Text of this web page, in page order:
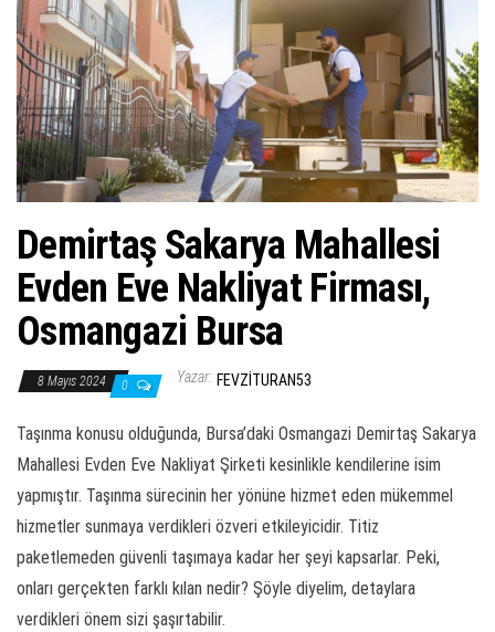
i
r
Demirtaş Sakarya Mahallesi
Evden Eve Nakliyat Firması,
Osmangazi Bursa
8 Mayıs 2024 0 Yazar: FEVZITURAN53
Taşınma konusu olduğunda, Bursa’daki Osmangazi Demirtaş Sakarya
Mahallesi Evden Eve Nakliyat Şirketi kesinlikle kendilerine isim
yapmıştır. Taşınma sürecinin her yönüne hizmet eden mükemmel
hizmetler sunmaya verdikleri özveri etkileyicidir. Titiz
paketlemeden güvenli taşımaya kadar her şeyi kapsarlar. Peki,
onları gerçekten farklı kılan nedir? Şöyle diyelim, detaylara
verdikleri önem sizi şaşırtabilir.